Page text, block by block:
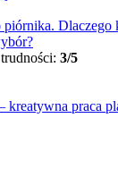
piórnika.
3/5
kreatywna praca